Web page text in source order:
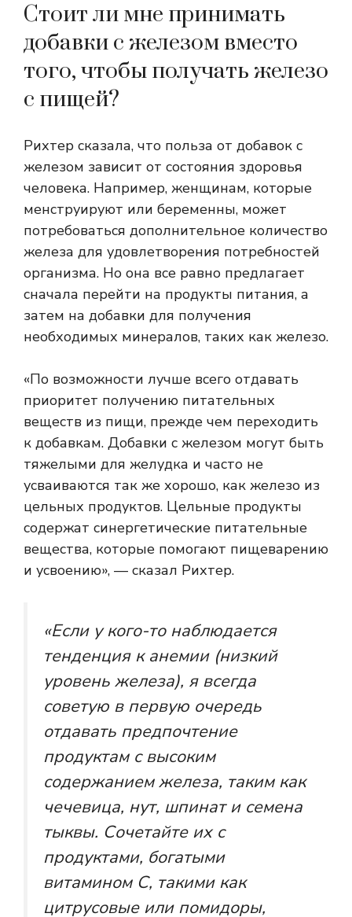
Стоит ли мне принимать
добавки с железом вместо
того, чтобы получать железо
с пищей?
Рихтер сказала, что польза от добавок с
железом зависит от состояния здоровья
человека. Например, женщинам, которые
менструируют или беременны, может
потребоваться дополнительное количество
железа для удовлетворения потребностей
организма. Но она все равно предлагает
сначала перейти на продукты питания, а
затем на добавки для получения
необходимых минералов, таких как железо.
«По возможности лучше всего отдавать
приоритет получению питательных
веществ из пищи, прежде чем переходить
к добавкам. Добавки с железом могут быть
тяжелыми для желудка и часто не
усваиваются так же хорошо, как железо из
цельных продуктов. Цельные продукты
содержат синергетические питательные
вещества, которые помогают пищеварению
и усвоению», — сказал Рихтер.
«Если у кого-то наблюдается
тенденция к анемии (низкий
уровень железа), я всегда
советую в первую очередь
отдавать предпочтение
продуктам с высоким
содержанием железа, таким как
чечевица, нут, шпинат и семена
тыквы. Сочетайте их с
продуктами, богатыми
витамином С, такими как
цитрусовые или помидоры,